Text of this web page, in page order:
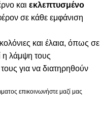
και εκλεπτυσμένο
σε κάθε εμφάνιση
και έλαια, όπως σε
η λάμψη τους
για να διατηρηθούν
επικοινωνήστε μαζί μας